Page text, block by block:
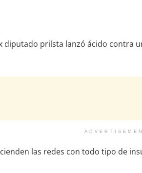
diputado priísta lanzó ácido
las redes con todo tipo de